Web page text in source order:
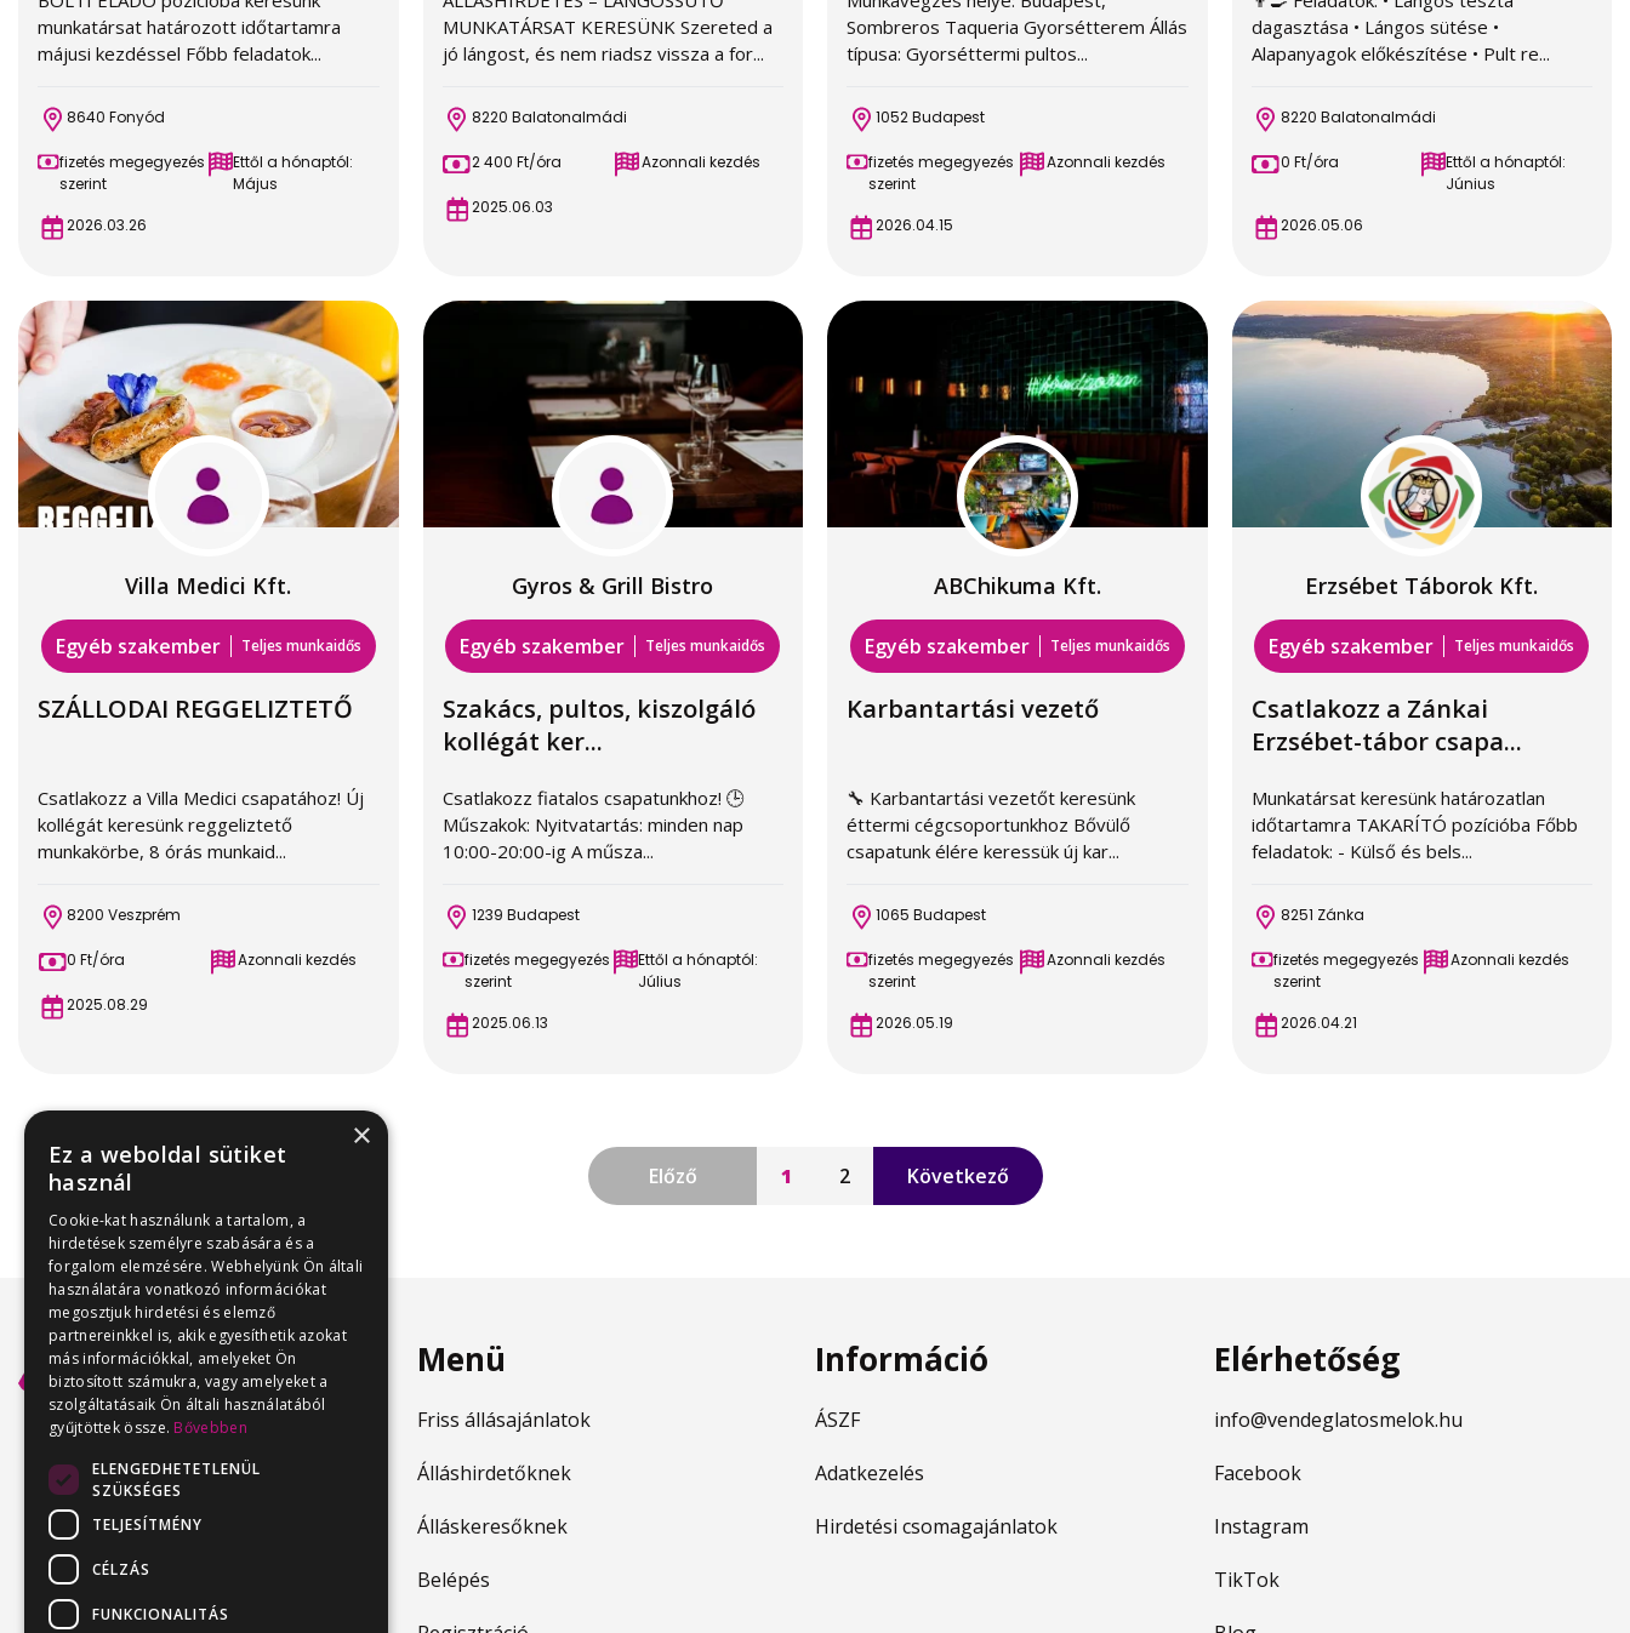
munkatársat határozott időtartamra
májusi kezdéssel Főbb feladatok...
8640 Fonyód
fizetés megegyezés
szerint
Ettől a hónaptól:
Május
2026.03.26
MUNKATÁRSAT KERESÜNK Szereted a
jó lángost, és nem riadsz vissza a for...
8220 Balatonalmádi
2 400 Ft/óra Azonnali kezdés
2025.06.03
Sombreros Taqueria Gyorsétterem Állás
típusa: Gyorséttermi pultos...
1052 Budapest
fizetés megegyezés
szerint
Azonnali kezdés
2026.04.15
dagasztása • Lángos sütése •
Alapanyagok előkészítése • Pult re...
8220 Balatonalmádi
0 Ft/óra
Ettől a hónaptól:
Június
2026.05.06
Villa Medici Kft.
Egyéb szakember Teljes munkaidős
SZÁLLODAI REGGELIZTETŐ
Csatlakozz a Villa Medici csapatához! Új
kollégát keresünk reggeliztető
munkakörbe, 8 órás munkaid...
8200 Veszprém
0 Ft/óra Azonnali kezdés
2025.08.29
Gyros & Grill Bistro
Egyéb szakember Teljes munkaidős
Szakács, pultos, kiszolgáló
kollégát ker...
Csatlakozz fiatalos csapatunkhoz! 🕒
Műszakok: Nyitvatartás: minden nap
10:00-20:00-ig A műsza...
1239 Budapest
fizetés megegyezés
szerint
Ettől a hónaptól:
Július
2025.06.13
ABChikuma Kft.
Egyéb szakember Teljes munkaidős
Karbantartási vezető
🔧 Karbantartási vezetőt keresünk
éttermi cégcsoportunkhoz Bővülő
csapatunk élére keressük új kar...
1065 Budapest
fizetés megegyezés
szerint
Azonnali kezdés
2026.05.19
Erzsébet Táborok Kft.
Egyéb szakember Teljes munkaidős
Csatlakozz a Zánkai
Erzsébet-tábor csapa...
Munkatársat keresünk határozatlan
időtartamra TAKARÍTÓ pozícióba Főbb
feladatok: - Külső és bels...
8251 Zánka
fizetés megegyezés
szerint
Azonnali kezdés
2026.04.21
Előző 1 2 Következő
Menü
Friss állásajánlatok
Álláshirdetőknek
Álláskeresőknek
Belépés
Információ
ÁSZF
Adatkezelés
Hirdetési csomagajánlatok
Elérhetőség
info@vendeglatosmelok.hu
Facebook
Instagram
TikTok
×
Ez a weboldal sütiket
használ
Cookie-kat használunk a tartalom, a
hirdetések személyre szabására és a
forgalom elemzésére. Webhelyünk Ön általi
használatára vonatkozó információkat
megosztjuk hirdetési és elemző
partnereinkkel is, akik egyesíthetik azokat
más információkkal, amelyeket Ön
biztosított számukra, vagy amelyeket a
szolgáltatásaik Ön általi használatából
gyűjtöttek össze. Bővebben
ELENGEDHETETLENÜL
SZÜKSÉGES
TELJESÍTMÉNY
CÉLZÁS
FUNKCIONALITÁS